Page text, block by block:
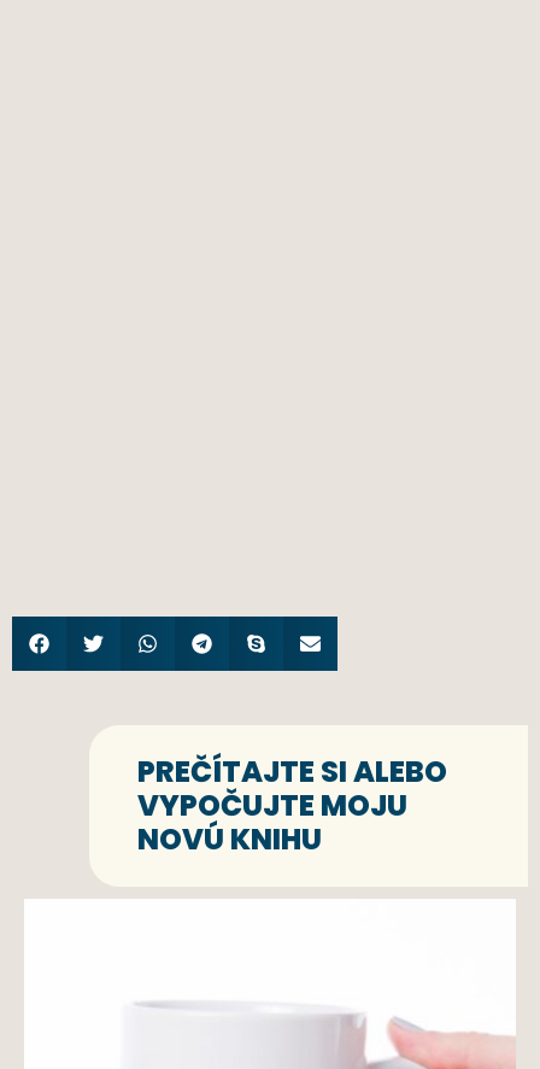
PREČÍTAJTE SI ALEBO
VYPOČUJTE MOJU
NOVÚ KNIHU